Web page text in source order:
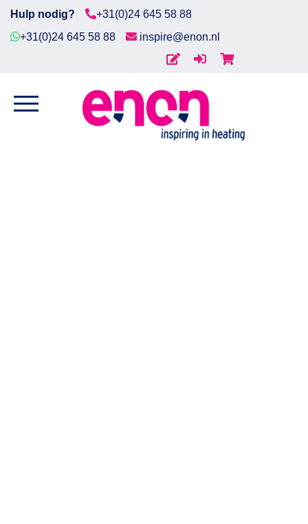
Diensten
Hulp nodig?
+31(0)24 645 58 88
+31(0)24 645 58 88
inspire@enon.nl
Procesverwarming/Vatverwarmers
vatverwarmers / Vatverwarmer geïsoleerd 200ltr,